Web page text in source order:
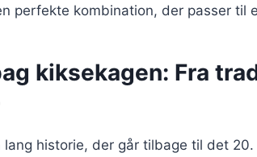
perfekte kombination, der passer til
kiksekagen: Fra
lang historie, der går tilbage til det